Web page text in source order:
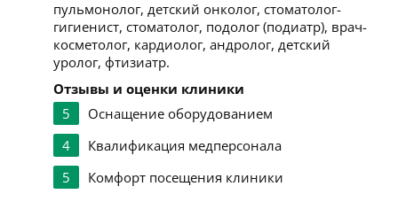
пульмонолог, детский онколог, стоматолог-
гигиенист, стоматолог, подолог (подиатр), врач-
косметолог, кардиолог, андролог, детский
уролог, фтизиатр.
Отзывы и оценки клиники
5
Оснащение оборудованием
4
Квалификация медперсонала
5
Комфорт посещения клиники